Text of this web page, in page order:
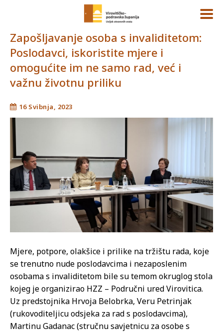
Zapošljavanje osoba s invaliditetom:
Poslodavci, iskoristite mjere i
omogućite im ne samo rad, već i
važnu životnu priliku
16 Svibnja, 2023
Mjere, potpore, olakšice i prilike na tržištu rada, koje
se trenutno nude poslodavcima i nezaposlenim
osobama s invaliditetom bile su temom okruglog stola
kojeg je organizirao HZZ – Područni ured Virovitica.
Uz predstojnika Hrvoja Belobrka, Veru Petrinjak
(rukovoditeljicu odsjeka za rad s poslodavcima),
Martinu Gadanac (stručnu savjetnicu za osobe s